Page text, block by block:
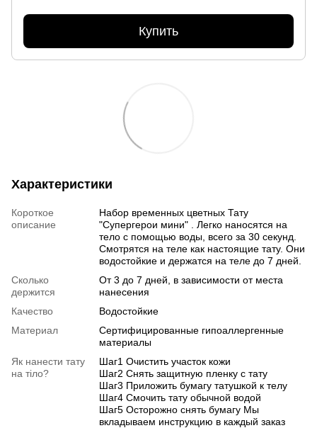
Купить
Характеристики
Короткое
описание
Набор временных цветных Тату
"Супергерои мини" . Легко наносятся на
тело с помощью воды, всего за 30 секунд.
Смотрятся на теле как настоящие тату. Они
водостойкие и держатся на теле до 7 дней.
Сколько
держится
От 3 до 7 дней, в зависимости от места
нанесения
Качество
Водостойкие
Материал
Сертифицированные гипоаллергенные
материалы
Як нанести тату
на тіло?
Шаг1 Очистить участок кожи
Шаг2 Снять защитную пленку с тату
Шаг3 Приложить бумагу татушкой к телу
Шаг4 Смочить тату обычной водой
Шаг5 Осторожно снять бумагу Мы
вкладываем инструкцию в каждый заказ